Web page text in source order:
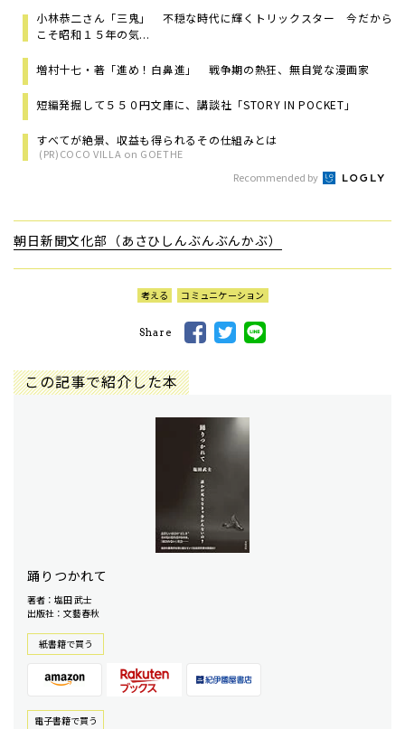
小林恭二さん「三鬼」 不穏な時代に輝くトリックスター 今だから
こそ昭和１５年の気...
増村十七・著「進め！白鼻進」 戦争期の熱狂、無自覚な漫画家
短編発掘して５５０円文庫に、講談社「STORY IN POCKET」
すべてが絶景、収益も得られるその仕組みとは
(PR)COCO VILLA on GOETHE
Recommended by
朝日新聞文化部（あさひしんぶんぶんかぶ）
考える コミュニケーション
Share
この記事で紹介した本
踊りつかれて
著者：塩田 武士
出版社：文藝春秋
紙書籍で買う
電⼦書籍で買う